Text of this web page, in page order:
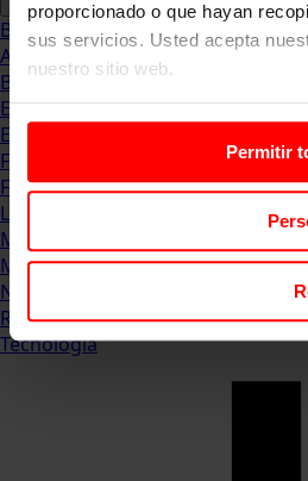
proporcionado o que hayan
sus servicios. Usted acepta
nuestro sitio web.
Permitir
Blog
Abogacia
Business
Empleo & Emprendimiento
Empresas
Finanzas
Formación & Estudios
Luxury
Management
Marketing & Comunicación
Negocios
Recursos Humanos
Tecnología